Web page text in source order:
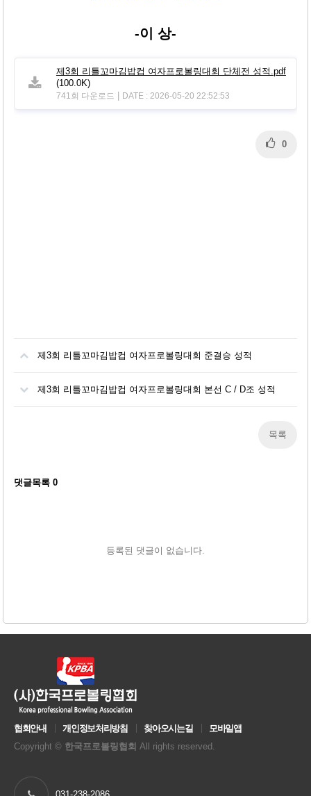
-이 상-
제3회 리틀꼬마김밥컵 여자프로볼링대회 단체전 성적.pdf
(100.0K)
741회 다운로드 DATE : 2026-05-20 22:52:53
0
제3회 리틀꼬마김밥컵 여자프로볼링대회 준결승 성적
제3회 리틀꼬마김밥컵 여자프로볼링대회 본선 C / D조 성적
목록
댓글목록 0
등록된 댓글이 없습니다.
협회안내 개인정보처리방침 찾아오시는길
모바일앱
Copyright © 한국프로볼링협회 All rights reserved.